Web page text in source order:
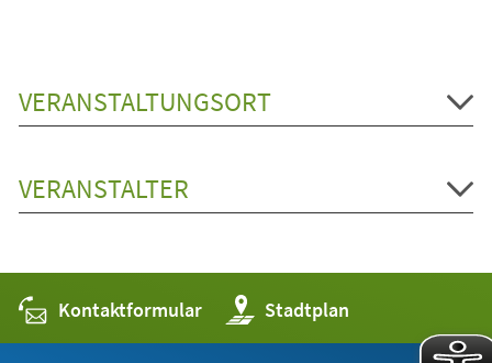
VERANSTALTUNGSORT
VERANSTALTER
Kontaktformular Stadtplan
(Öffnet
in
einem